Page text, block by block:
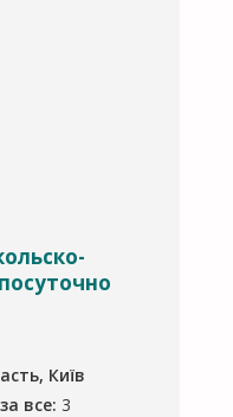
Київ
все: 3